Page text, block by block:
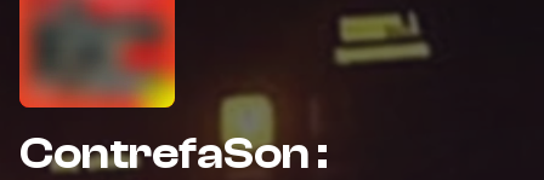
ContrefaSon :